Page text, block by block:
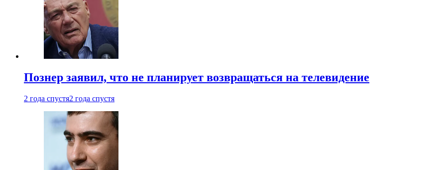
Познер заявил, что не планирует возвращаться на телевидение
2 года спустя2 года спустя